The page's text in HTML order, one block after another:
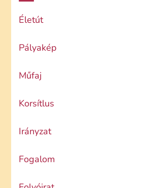
Életút
Pályakép
Műfaj
Korsítlus
Irányzat
Fogalom